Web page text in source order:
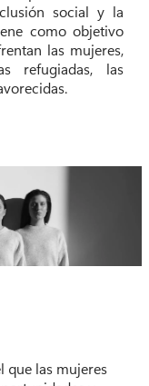
social y la
como objetivo
las mujeres,
refugiadas, las
que las mujeres